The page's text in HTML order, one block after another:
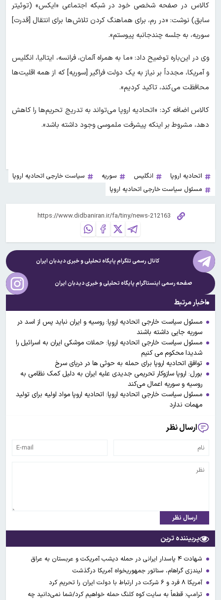
کالاس در صفحه شخصی خود در شبکه اجتماعی «ایکس» (توئیتر
سابق) نوشت: «در رم، برای هماهنگ کردن تلاش‌ها برای انتقال [قدرت]
سوریه، به جلسه چندجانبه پیوستم».
وی در این‌باره توضیح داد: «ما به همراه آلمان، فرانسه، ایتالیا، انگلیس
و آمریکا، مجدداً بر نیاز به یک دولت فراگیر [سوریه] که از همه اقلیت‌ها
محافظت می‌کند، تاکید کردیم».
کالاس اضافه کرد: «اتحادیه اروپا می‌تواند به تدریج تحریم‌ها را کاهش
دهد، مشروط بر اینکه پیشرفت ملموسی وجود داشته باشد».
اتحادیه اروپا انگلیس سوریه
سیاست خارجی اتحادیه اروپا
مسئول سیاست خارجی اتحادیه اروپا
کانال رسمی تلگرام پایگاه تحلیلی و خبریدیدبان ایران
صفحه رسمی اینستاگرام پایگاه تحلیلی و خبریدیدبان ایران
اخبار مرتبط
مسئول سیاست خارجی اتحادیه اروپا: روسیه و ایران نباید پس از اسد در
سوریه جایی داشته باشند
مسئول سیاست خارجی اتحادیه اروپا: حملات موشکی ایران به اسرائیل را
شدیدا محکوم می کنیم
توافق اتحادیه اروپا برای حمله به حوثی ها در دریای سرخ
بورل: اروپا سازوکار تحریمی جدیدی علیه ایران به دلیل کمک نظامی به
روسیه و سوریه اعمال می‌کند
مسئول سیاست خارجی اتحادیه اروپا: اتحادیه اروپا مواد اولیه برای تولید
مهمات ندارد
ارسال نظر
ارسال نظر
پربیننده ترین
شهادت ۴ پاسدار ایرانی در حمله دیشب آمریکت و عربستان به عراق
لیندزی گراهام، سناتور جمهوریخواه آمریکا درگذشت
آمریکا ۸ فرد و ۶ شرکت در ارتباط با دولت ایران را تحریم کرد
ترامپ: قطعاً به سایت کوه کلنگ حمله خواهیم کرد/شما نمی‌دانید چه